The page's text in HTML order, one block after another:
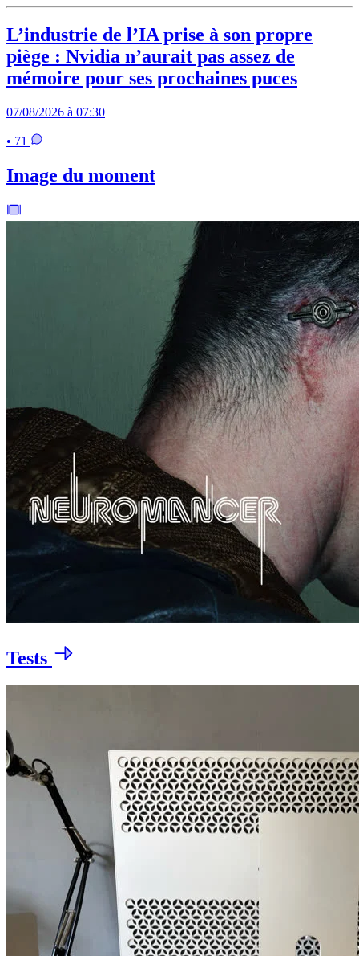
L’industrie de l’IA prise à son propre
piège : Nvidia n’aurait pas assez de
mémoire pour ses prochaines puces
07/08/2026 à 07:30
• 71
Image du moment
Tests